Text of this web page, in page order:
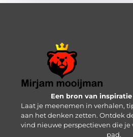
Een bron van
Laat je meenemen in verhalen,
aan het denken zetten. Ontdek
vind nieuwe perspectieven die
pad.